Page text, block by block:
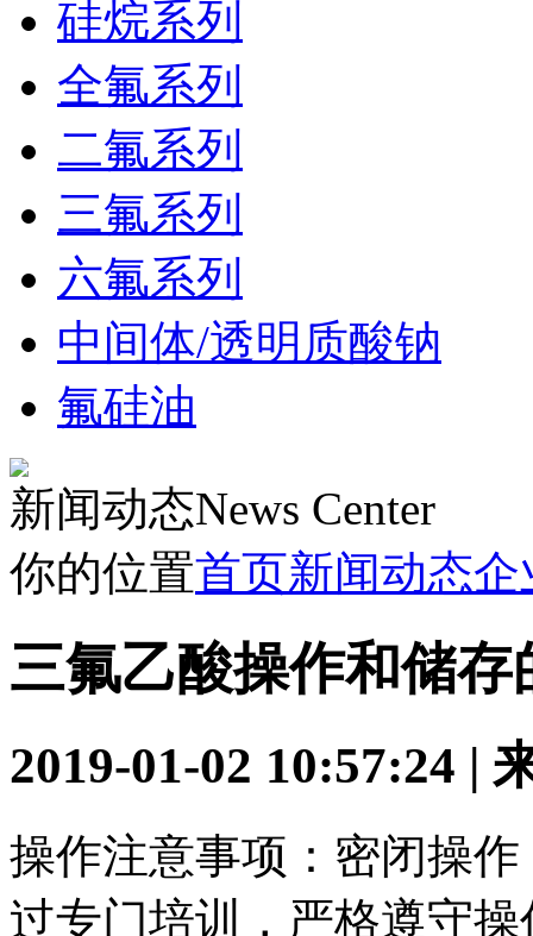
硅烷系列
全氟系列
二氟系列
三氟系列
六氟系列
中间体/透明质酸钠
氟硅油
新闻动态News Center
你的位置首页新闻动态企
三氟乙酸操作和储存
2019-01-02 10:57:24 |
操作注意事项：密闭操
过专门培训，严格遵守